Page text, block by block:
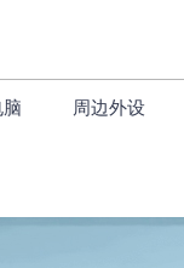
周边外设